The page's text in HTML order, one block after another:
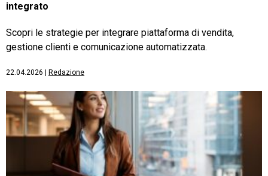
integrato
Scopri le strategie per integrare piattaforma di vendita,
gestione clienti e comunicazione automatizzata.
22.04.2026 Redazione